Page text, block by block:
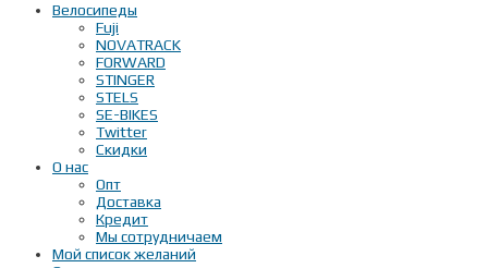
Велосипеды
Fuji
NOVATRACK
FORWARD
STINGER
STELS
SE-BIKES
Twitter
Скидки
О нас
Опт
Доставка
Кредит
Мы сотрудничаем
Мой список желаний